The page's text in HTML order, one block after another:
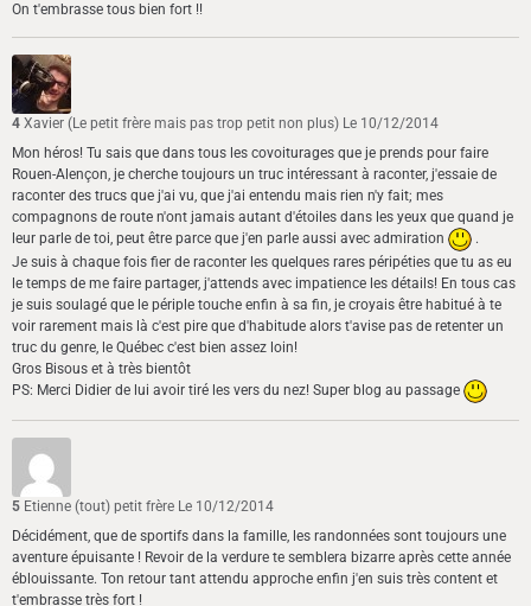
On t'embrasse tous bien fort !!
4 Xavier (Le petit frère mais pas trop petit non plus) Le 10/12/2014
Mon héros! Tu sais que dans tous les covoiturages que je prends pour faire
Rouen-Alençon, je cherche toujours un truc intéressant à raconter, j'essaie de
raconter des trucs que j'ai vu, que j'ai entendu mais rien n'y fait; mes
compagnons de route n'ont jamais autant d'étoiles dans les yeux que quand je
leur parle de toi, peut être parce que j'en parle aussi avec admiration
.
Je suis à chaque fois fier de raconter les quelques rares péripéties que tu as eu
le temps de me faire partager, j'attends avec impatience les détails! En tous cas
je suis soulagé que le périple touche enfin à sa fin, je croyais être habitué à te
voir rarement mais là c'est pire que d'habitude alors t'avise pas de retenter un
truc du genre, le Québec c'est bien assez loin!
Gros Bisous et à très bientôt
PS: Merci Didier de lui avoir tiré les vers du nez! Super blog au passage
5 Etienne (tout) petit frère Le 10/12/2014
Décidément, que de sportifs dans la famille, les randonnées sont toujours une
aventure épuisante ! Revoir de la verdure te semblera bizarre après cette année
éblouissante. Ton retour tant attendu approche enfin j'en suis très content et
t'embrasse très fort !